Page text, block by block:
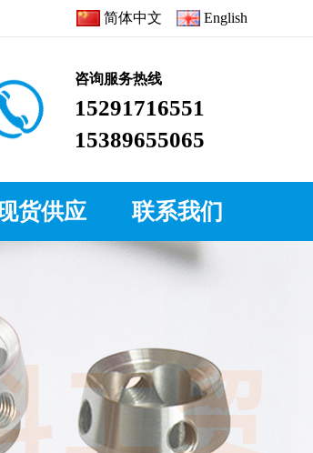
简体中文 English
咨询服务热线
15291716551
15389655065
货供应 联系我们